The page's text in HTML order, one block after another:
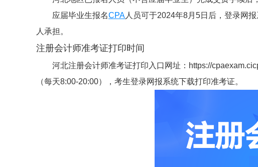
应届毕业生报名CPA 人员可于2024年8月5日后，登录网
人承担。
注册会计师准考证打印时间
河北注册会计师准考证打印入口网址：https://
（每天8:00-20:00），考生登录网报系统下载打印准考证。